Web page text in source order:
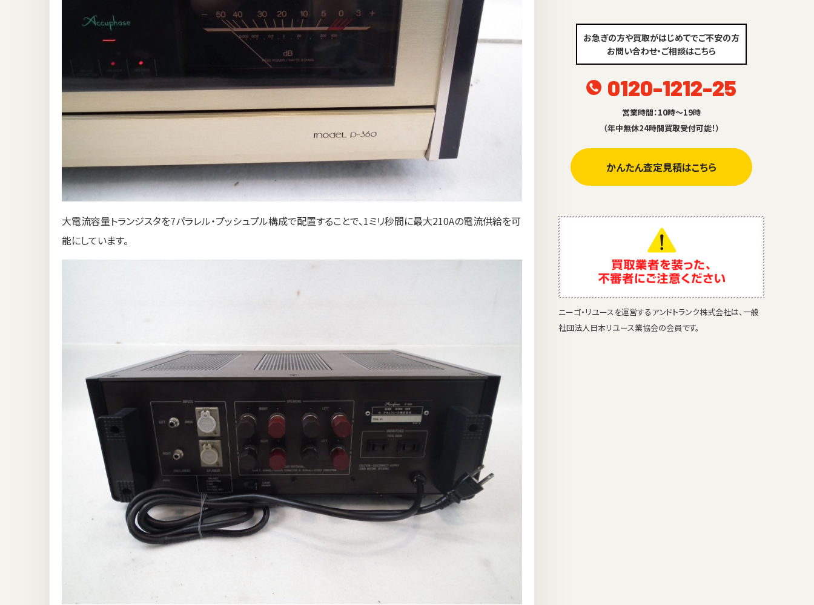
大電流容量トランジスタを7パラレル・プッシュプル構成で配置することで、1ミリ秒間に最大210Aの電流供給を可
能にしています。
お急ぎの方や買取がはじめてでご不安の方
お問い合わせ・ご相談はこちら
0120-1212-25
営業時間：10時～19時
（年中無休24時間買取受付可能！）
かんたん査定見積はこちら
ニーゴ・リユースを運営するアンドトランク株式会社は、一般
社団法人日本リユース業協会の会員です。